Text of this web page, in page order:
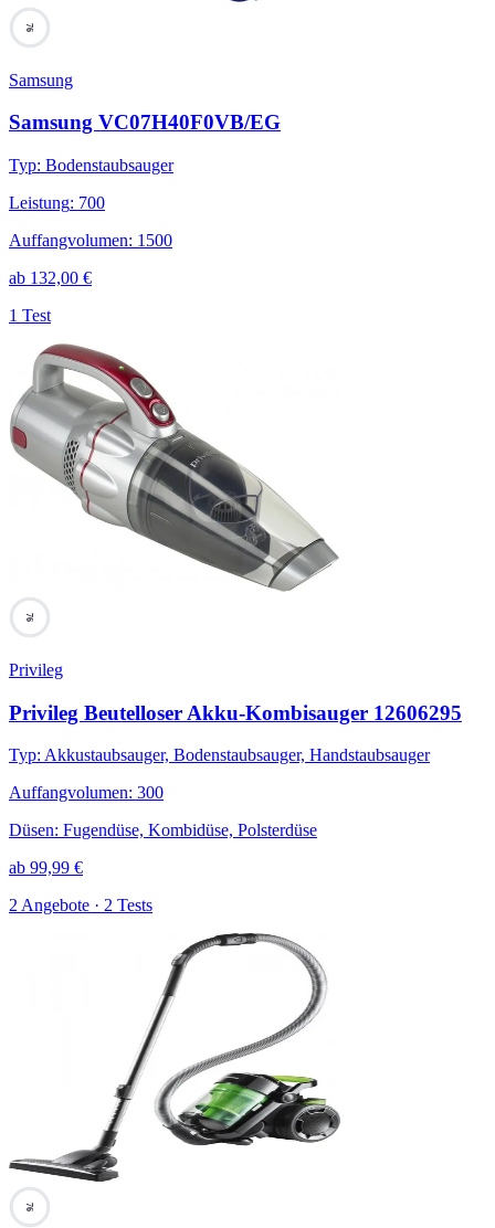
76
Samsung
Samsung VC07H40F0VB/EG
Typ: Bodenstaubsauger
Leistung: 700
Auffangvolumen: 1500
ab 132,00 €
1 Test
76
Privileg
Privileg Beutelloser Akku-Kombisauger 12606295
Typ: Akkustaubsauger, Bodenstaubsauger, Handstaubsauger
Auffangvolumen: 300
Düsen: Fugendüse, Kombidüse, Polsterdüse
ab 99,99 €
2 Angebote · 2 Tests
76